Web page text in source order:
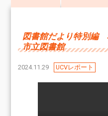
図書館だより特別編
市立図書館
2024.11.29 UCVレポート